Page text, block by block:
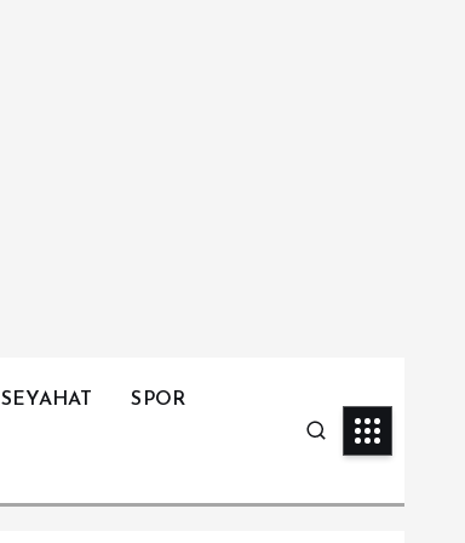
SEYAHAT SPOR